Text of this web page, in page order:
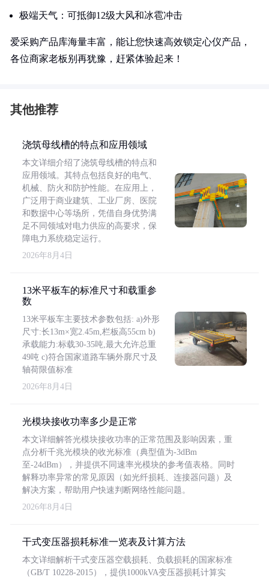
极端天气：可抵御12级大风和冰雹冲击
爱采购产品库海量丰富，能让您快速高效锁定心仪产品，
各位商家老板别再犹豫，赶紧体验起来！
其他推荐
浇筑母线槽的特点和应用领域
本文详细介绍了浇筑母线槽的特点和
应用领域。其特点包括良好的电气、
机械、防火和防护性能。在应用上，
广泛用于商业建筑、工业厂房、医院
和数据中心等场所，凭借自身优势满
足不同领域对电力供应的高要求，保
障电力系统稳定运行。
2026年8月4日
13米平板车的标准尺寸和载重参
数
13米平板车主要技术参数包括: a)外形
尺寸:长13m×宽2.45m,栏板高55cm b)
承载能力:标载30-35吨,最大允许总重
49吨 c)符合国家道路车辆外廓尺寸及
轴荷限值标准
2026年8月4日
光模块接收功率多少是正常
本文详细解答光模块接收功率的正常范围及影响因素，重
点分析千兆光模块的收光标准（典型值为-3dBm
至-24dBm），并提供不同速率光模块的参考值表格。同时
解释功率异常的常见原因（如光纤损耗、连接器问题）及
解决方案，帮助用户快速判断网络性能问题。
2026年8月4日
干式变压器损耗标准一览表及计算方法
本文详细解析干式变压器空载损耗、负载损耗的国家标准
（GB/T 10228-2015），提供1000kVA变压器损耗计算实